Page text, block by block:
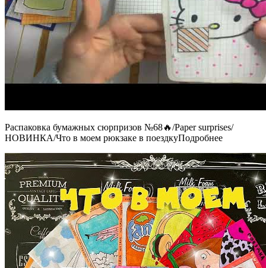
Распаковка бумажных сюрпризов №68🔥/Paper surprises/
НОВИНКА/Что в моем рюкзаке в поездкуПодробнее